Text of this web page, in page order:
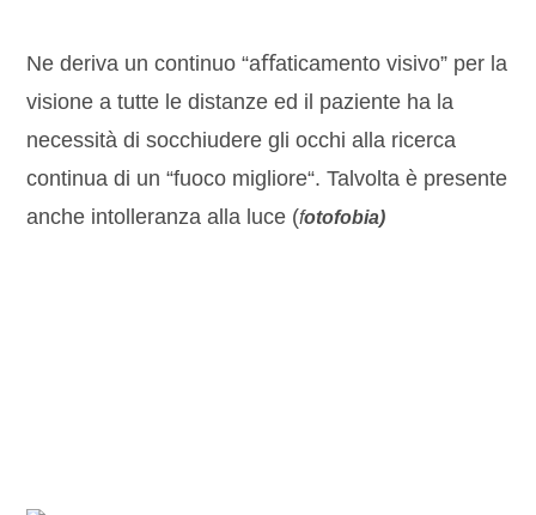
Ne deriva un continuo “aﬀaticamento visivo” per la
visione a tutte le distanze ed il paziente ha la
necessità di socchiudere gli occhi alla ricerca
continua di un “fuoco migliore“. Talvolta è presente
anche intolleranza alla luce (fotofobia)